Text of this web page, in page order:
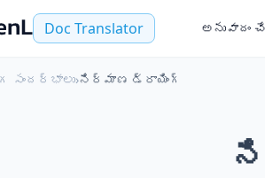
Doc Translator అనువాదం
సందర్భాలు›నిర్మాణ డ్రాయింగ్